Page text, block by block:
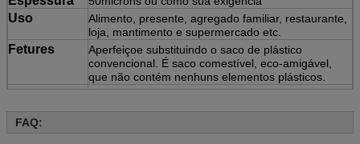
Uso
Alimento, presente, agregado familiar, restaurante,
loja, mantimento e supermercado etc.
Fetures
Aperfeiçoe substituindo o saco de plástico
convencional. É saco comestível, eco-amigável,
que não contém nenhuns elementos plásticos.
MOQ
Cotação
Baseado no material do produto, no tamanho,
FAQ: